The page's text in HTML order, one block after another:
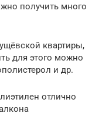
получить много
квартиры,
для этого можно
и др.
отлично